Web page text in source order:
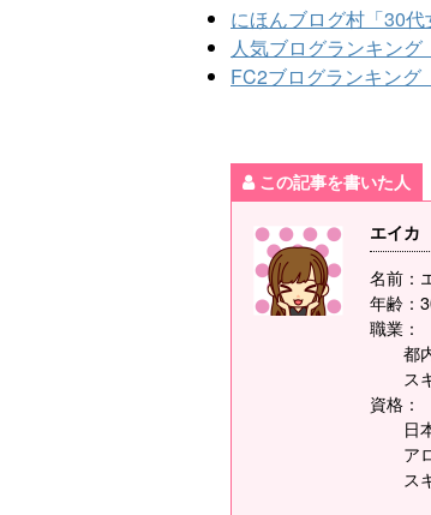
にほんブログ村「30代
人気ブログランキング
FC2ブログランキング
この記事を書いた人
エイカ
名前：
年齢：
職業：
都内
スキ
資格：
日本
アロ
スキ